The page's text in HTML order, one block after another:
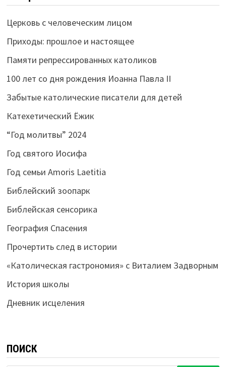
Церковь с человеческим лицом
Приходы: прошлое и настоящее
Памяти репрессированных католиков
100 лет со дня рождения Иоанна Павла II
Забытые католические писатели для детей
Катехетический Ёжик
“Год молитвы” 2024
Год святого Иосифа
Год семьи Amoris Laetitia
Библейский зоопарк
Библейская сенсорика
География Спасения
Прочертить след в истории
«Католическая гастрономия» с Виталием Задворным
История школы
Дневник исцеления
ПОИСК